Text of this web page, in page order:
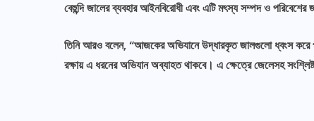
বেহুন্দি জালের ব্যবহার আইনবিরোধী এবং এটি মৎস্য সম্পদ ও পরিবেশের
তিনি আরও বলেন, “আজকের অভিযানে উদ্ধারকৃত জালগুলো ধ্বংস করে
রক্ষায় এ ধরনের অভিযান অব্যাহত থাকবে। এ ক্ষেত্রে জেলেসহ
রাজনীতি সারাদেশ
সাতক্ষীরায় বিএনপিতে যোগ দিলেন জামায়াতের
বহিষ্কৃত নেতা গাজী নজরুলের ১২ সক্রীয়